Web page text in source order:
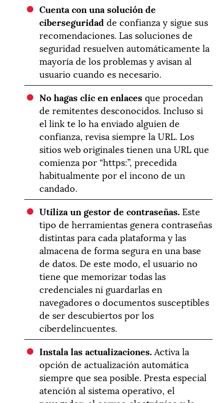
Cuenta con una solución de
ciberseguridadde confianza y sigue sus
recomendaciones. Las soluciones de
seguridad resuelven automáticamente la
mayoría de los problemas y avisan al
usuario cuando es necesario.
No hagas clic en enlacesque procedan
de remitentes desconocidos. Incluso si
el link te lo ha enviado alguien de
confianza, revisa siempre la URL. Los
sitios web originales tienen una URL que
comienza por “https:”, precedida
habitualmente por el incono de un
candado.
Utiliza un gestor de contraseñas. Este
tipo de herramientas genera contraseñas
distintas para cada plataforma y las
almacena de forma segura en una base
de datos. De este modo, el usuario no
tiene que memorizar todas las
credenciales ni guardarlas en
navegadores o documentos susceptibles
de ser descubiertos por los
ciberdelincuentes.
Instala las actualizaciones.Activa la
opción de actualización automática
siempre que sea posible. Presta especial
atención al sistema operativo, el